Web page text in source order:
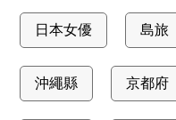
日本女優 島旅
沖繩縣 京都府